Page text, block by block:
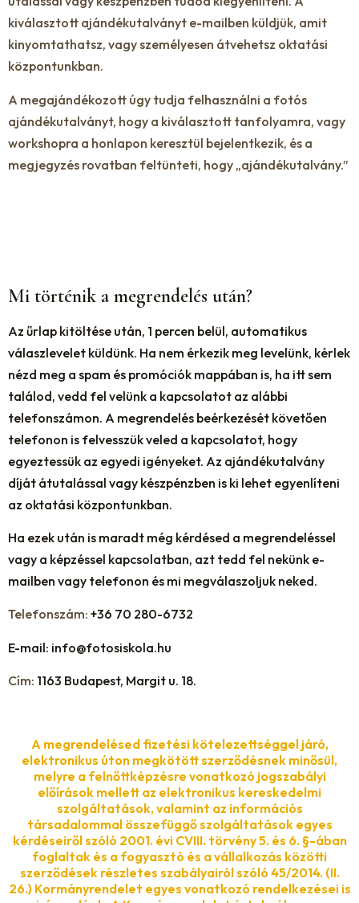
kiválasztott ajándékutalványt e-mailben küldjük, amit
kinyomtathatsz, vagy személyesen átvehetsz oktatási
központunkban.
A megajándékozott úgy tudja felhasználni a fotós
ajándékutalványt, hogy a kiválasztott tanfolyamra, vagy
workshopra a honlapon keresztül bejelentkezik, és a
megjegyzés rovatban feltünteti, hogy „ajándékutalvány.”
Mi történik a megrendelés után?
Az űrlap kitöltése után, 1 percen belül, automatikus
válaszlevelet küldünk. Ha nem érkezik meg levelünk, kérlek
nézd meg a spam és promóciók mappában is, ha itt sem
találod, vedd fel velünk a kapcsolatot az alábbi
telefonszámon. A megrendelés beérkezését követően
telefonon is felvesszük veled a kapcsolatot, hogy
egyeztessük az egyedi igényeket. Az ajándékutalvány
díját átutalással vagy készpénzben is ki lehet egyenlíteni
az oktatási központunkban.
Ha ezek után is maradt még kérdésed a megrendeléssel
vagy a képzéssel kapcsolatban, azt tedd fel nekünk e-
mailben vagy telefonon és mi megválaszoljuk neked.
Telefonszám: +36 70 280-6732
E-mail: info@fotosiskola.hu
Cím: 1163 Budapest, Margit u. 18.
A megrendelésed fizetési kötelezettséggel járó,
elektronikus úton megkötött szerződésnek minősül,
melyre a felnőttképzésre vonatkozó jogszabályi
előírások mellett az elektronikus kereskedelmi
szolgáltatások, valamint az információs
társadalommal összefüggő szolgáltatások egyes
kérdéseiről szóló 2001. évi CVIII. törvény 5. és 6. §-ában
foglaltak és a fogyasztó és a vállalkozás közötti
szerződések részletes szabályairól szóló 45/2014. (II.
26.) Kormányrendelet egyes vonatkozó rendelkezései is